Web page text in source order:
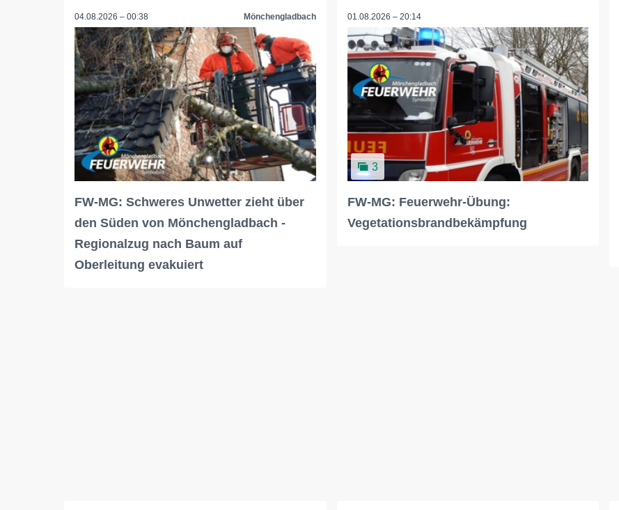
04.08.2026 – 00:38 Mönchengladbach
FW-MG: Schweres Unwetter zieht über
den Süden von Mönchengladbach -
Regionalzug nach Baum auf
Oberleitung evakuiert
01.08.2026 – 20:14
3
FW-MG: Feuerwehr-Übung:
Vegetationsbrandbekämpfung